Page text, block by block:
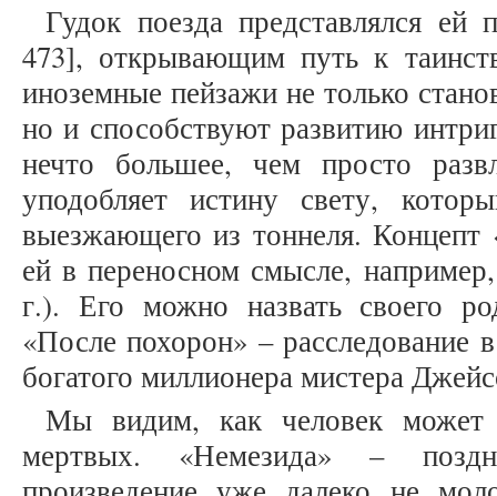
Гудок поезда представлялся
473], открывающим путь к
иноземные пейзажи не только
но и способствуют развитию
нечто большее, чем просто
уподобляет истину свету,
выезжающего из тоннеля. Концепт
ей в переносном смысле,
г.). Его можно назвать своего
«После похорон» – расследование
богатого миллионера мистера
Мы видим, как человек
мертвых. «Немезида» –